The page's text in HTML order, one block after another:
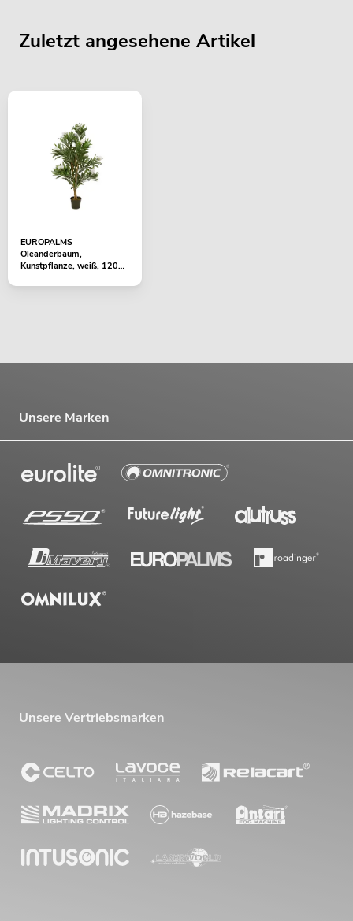
Zuletzt angesehene Artikel
EUROPALMS
Oleanderbaum,
Kunstpflanze, weiß, 120
Unsere Marken
Unsere Vertriebsmarken